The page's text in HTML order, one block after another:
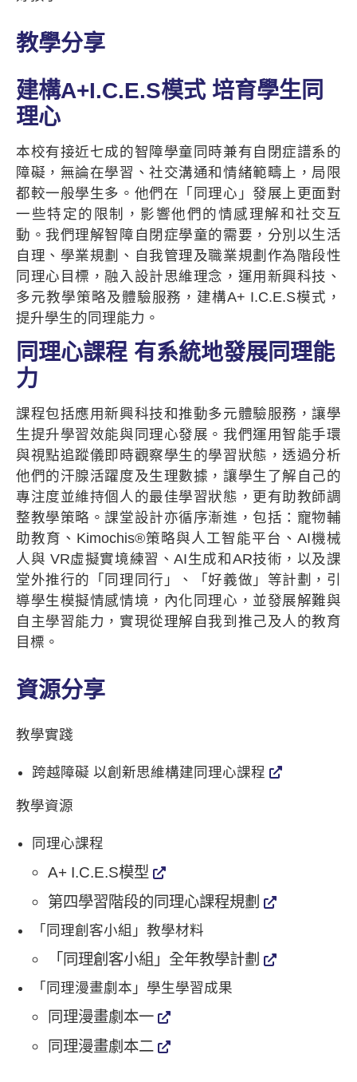
教學分享
建構A+I.C.E.S模式 培育學生同
理心
本校有接近七成的智障學童同時兼有自閉症譜系的
障礙，無論在學習、社交溝通和情緒範疇上，局限
都較一般學生多。他們在「同理心」發展上更面對
一些特定的限制，影響他們的情感理解和社交互
動。我們理解智障自閉症學童的需要，分別以生活
自理、學業規劃、自我管理及職業規劃作為階段性
同理心目標，融入設計思維理念，運用新興科技、
多元教學策略及體驗服務，建構A+ I.C.E.S模式，
提升學生的同理能力。
同理心課程 有系統地發展同理能
力
課程包括應用新興科技和推動多元體驗服務，讓學
生提升學習效能與同理心發展。我們運用智能手環
與視點追蹤儀即時觀察學生的學習狀態，透過分析
他們的汗腺活躍度及生理數據，讓學生了解自己的
專注度並維持個人的最佳學習狀態，更有助教師調
整教學策略。課堂設計亦循序漸進，包括：寵物輔
助教育、Kimochis®策略與人工智能平台、AI機械
人與 VR虛擬實境練習、AI生成和AR技術，以及課
堂外推行的「同理同行」、「好義做」等計劃，引
導學生模擬情感情境，內化同理心，並發展解難與
自主學習能力，實現從理解自我到推己及人的教育
目標。
資源分享
教學實踐
跨越障礙 以創新思維構建同理心課程
教學資源
同理心課程
A+ I.C.E.S模型
第四學習階段的同理心課程規劃
「同理創客小組」教學材料
「同理創客小組」全年教學計劃
「同理漫畫劇本」學生學習成果
同理漫畫劇本一
同理漫畫劇本二